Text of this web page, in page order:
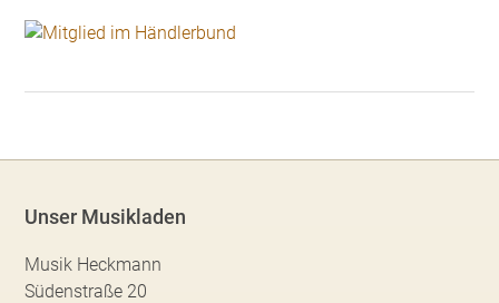
Unser Musikladen
Musik Heckmann
Südenstraße 20